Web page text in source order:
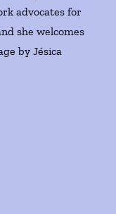
advocates for
she welcomes
by Jésica